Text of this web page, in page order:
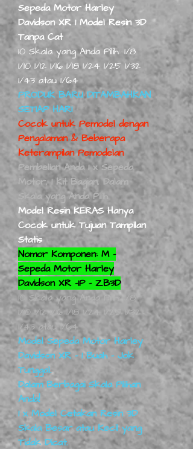
Sepeda Motor Harley
Davidson XR 1 Model Resin 3D
Tanpa Cat
10 Skala yang Anda Pilih: 1/8
1/10 1/12 1/16 1/18 1/24 1/25 1/32
1/43 atau 1/64
PRODUK BARU DITAMBAHKAN
SETIAP HARI
Cocok untuk Pemodel dengan
Pengalaman & Beberapa
Keterampilan Pemodelan
Pembelian Anda 1 x Sepeda
Motor, 1 Kit Bagian, Dalam
Skala yang Anda Pilih
Model Resin KERAS Hanya
Cocok untuk Tujuan Tampilan
Statis
Nomor Komponen: M -
Sepeda Motor Harley
Davidson XR -1P - ZB3D
10 Skala yang Anda Pilih: 1/8
1/10 1/12 1/16 1/18 1/24 1/25 1/32
1/43 atau 1/64
Model Sepeda Motor Harley
Davidson XR - 1 Buah - Jok
Tunggal.
Dalam Berbagai Skala Pilihan
Anda!
1 x Model Cetakan Resin 3D
Skala Besar atau Kecil yang
Tidak Dicat.